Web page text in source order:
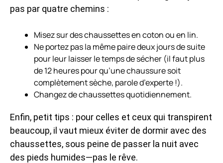
pas par quatre chemins :
Misez sur des chaussettes en coton ou en lin.
Ne portez pas la même paire deux jours de suite
pour leur laisser le temps de sécher (il faut plus
de 12 heures pour qu’une chaussure soit
complètement sèche, parole d’experte !).
Changez de chaussettes quotidiennement.
Enfin, petit tips : pour celles et ceux qui transpirent
beaucoup, il vaut mieux éviter de dormir avec des
chaussettes, sous peine de passer la nuit avec
des pieds humides—pas le rêve.